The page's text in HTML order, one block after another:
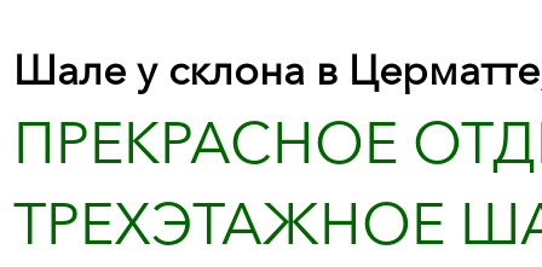
Шале у склона в
ПРЕКРАСНОЕ
ТРЕХЭТАЖНОЕ